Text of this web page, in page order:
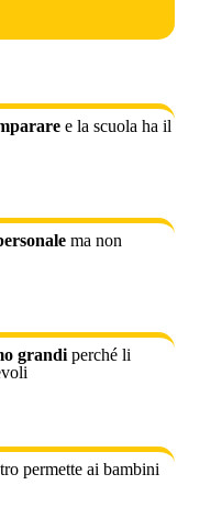
e la scuola ha il
ma non
grandi perché li
permette ai bambini